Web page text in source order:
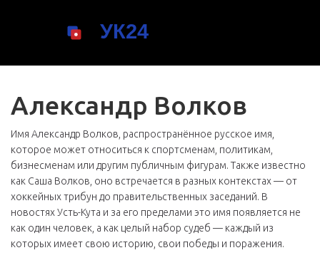
Александр Волков
Имя Александр Волков распространённое русское имя,
которое может относиться к спортсменам, политикам,
бизнесменам или другим публичным фигурам. Также известно
как Саша Волков , оно встречается в разных контекстах — от
хоккейных трибун до правительственных заседаний. В
новостях Усть-Кута и за его пределами это имя появляется не
как один человек, а как целый набор судеб — каждый из
которых имеет свою историю, свои победы и поражения.